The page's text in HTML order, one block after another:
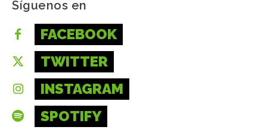
Síguenos en
FACEBOOK
TWITTER
INSTAGRAM
SPOTIFY